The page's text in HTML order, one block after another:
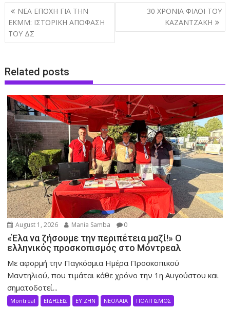
Post
navigation
ΝΕΑ ΕΠΟΧΗ ΓΙΑ ΤΗΝ
ΕΚΜΜ: ΙΣΤΟΡΙΚΗ ΑΠΟΦΑΣΗ
ΤΟΥ ΔΣ
30 ΧΡΟΝΙΑ ΦΙΛΟΙ ΤΟΥ
ΚΑΖΑΝΤΖΑΚΗ
Related posts
August 1, 2026 Mania Samba 0
«Έλα να ζήσουμε την περιπέτεια μαζί!» Ο
ελληνικός προσκοπισμός στο Μόντρεαλ
Με αφορμή την Παγκόσμια Ημέρα Προσκοπικού
Μαντηλιού, που τιμάται κάθε χρόνο την 1η Αυγούστου και
σηματοδοτεί...
Montreal ΕΙΔΗΣΕΙΣ ΕΥ ΖΗΝ ΝΕΟΛΑΙΑ ΠΟΛΙΤΙΣΜΟΣ